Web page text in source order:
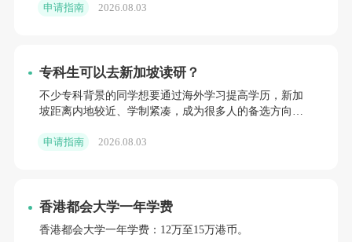
申请指南 2026.08.03
专科生可以去新加坡读研？
不少专科背景的同学想要通过海外学习提高学历，新加
坡距离内地较近、学制紧凑，成为很多人的备选方向。
程。新加坡六所公
申请指南 2026.08.03
香港都会大学一年学费
香港都会大学一年学费：12万至15万港币。